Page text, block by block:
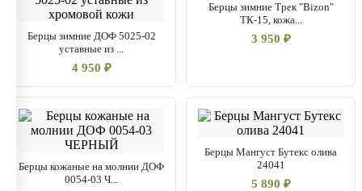
Берцы зимние ДОФ 5025-02
уставные из ...
4 950 ₽
Берцы зимние Трек "Bizon"
ТК-15, кожа...
3 950 ₽
Берцы кожаные на молнии ДОФ
0054-03 Ч...
Берцы Мангуст Бутекс олива
24041
5 890 ₽